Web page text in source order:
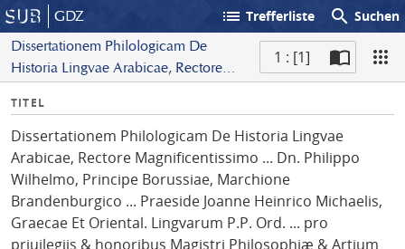
GDZ list Trefferliste search Suchen
Dissertationem Philologicam De
Historia Lingvae Arabicae, Rectore
Wilhelmo, Principe Borussiae,
Marchione Brandenburgico ...
Praeside Joanne Heinrico Michaelis,
Graecae Et Oriental. Lingvarum P.P.
Ord. ... pro priuilegiis & honoribus
Magistri Philosophiæ & Artium rite
impetrandis, Eruditorum examini sistet
1 : [1]
I
f
o
TITEL
Dissertationem Philologicam De Historia Lingvae
Arabicae, Rectore Magnificentissimo ... Dn. Philippo
Wilhelmo, Principe Borussiae, Marchione
Brandenburgico ... Praeside Joanne Heinrico Michaelis,
Graecae Et Oriental. Lingvarum P.P. Ord. ... pro
priuilegiis & honoribus Magistri Philosophiæ & Artium